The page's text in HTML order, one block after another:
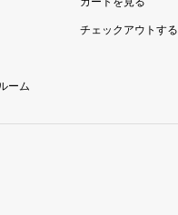
ーム
チェックアウトする